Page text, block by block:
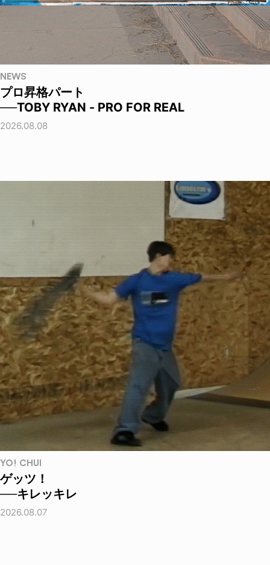
NEWS
プロ昇格パート
──TOBY RYAN - PRO FOR REAL
2026.08.08
YO! CHUI
ゲッツ！
──キレッキレ
2026.08.07